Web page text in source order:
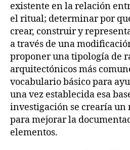
existente en la relación
el ritual; determinar por
crear, construir y
a través de una
proponer una tipología de
arquitectónicos más
vocabulario básico para
una vez establecida esa
investigación se crearía un
para mejorar la
elementos.